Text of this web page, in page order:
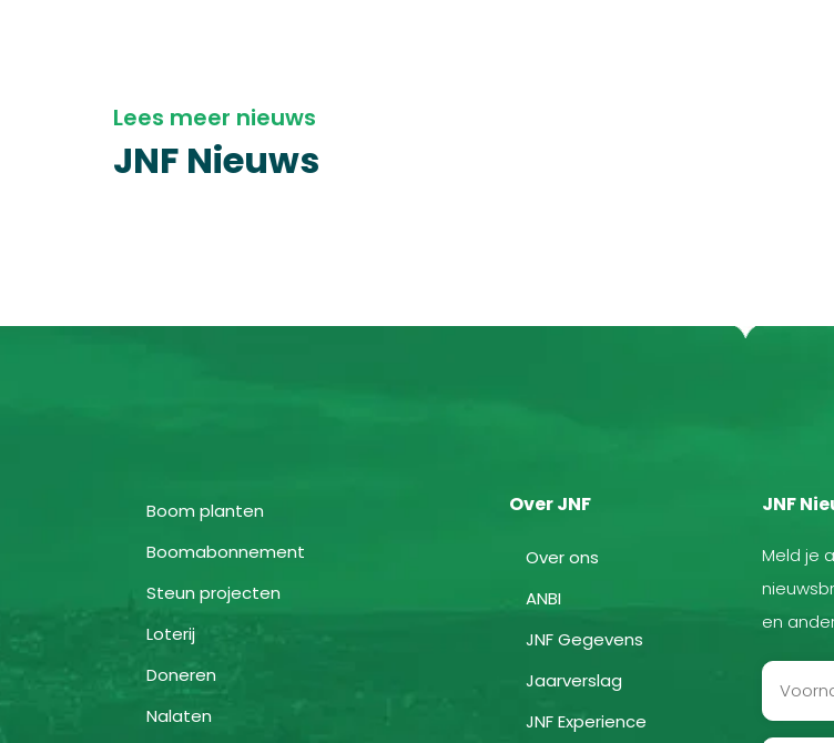
Lees meer nieuws
JNF Nieuws
Boom planten
Boomabonnement
Steun projecten
Loterij
Doneren
Nalaten
Over JNF
Over ons
ANBI
JNF Gegevens
Jaarverslag
JNF Experience
JNF
Meld je
en